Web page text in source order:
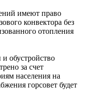
имеют право
конвектора без
отопления
обустройство
за счет
населения на
горсовет будет